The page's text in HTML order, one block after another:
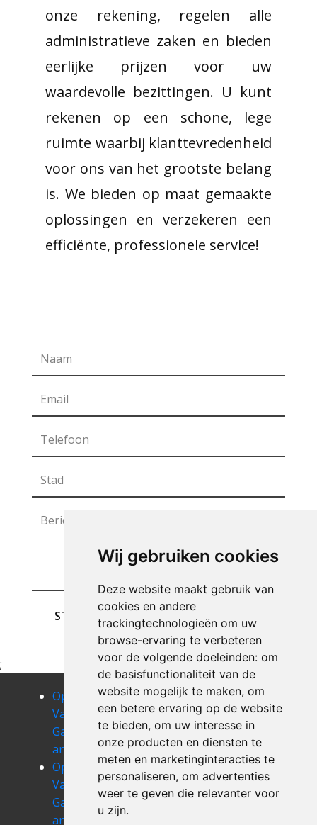
Wij gebruiken cookies
Deze website maakt gebruik van
cookies en andere
trackingtechnologieën om uw
browse-ervaring te verbeteren
voor de volgende doeleinden: om
de basisfunctionaliteit van de
website mogelijk te maken, om
een betere ervaring op de website
te bieden, om uw interesse in
onze producten en diensten te
meten en marketinginteracties te
personaliseren, om advertenties
weer te geven die relevanter voor
u zijn.
onze rekening, regelen alle
administratieve zaken en bieden
eerlijke prijzen voor uw
waardevolle bezittingen. U kunt
rekenen op een schone, lege
ruimte waarbij klanttevredenheid
voor ons van het grootste belang
is. We bieden op maat gemaakte
oplossingen en verzekeren een
efficiënte, professionele service!
STUREN
;
Opruimen
Van Uw
Garage
angreau
Opruimen
Van Uw
Garage
anseroeul
Opruimen
Van Uw
Garage
antoing
Opruimen
Van Uw
Garage
anvaing
Opruimen
Van Uw
Garage arbre
Opruimen
Van Uw
Garage arc-